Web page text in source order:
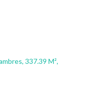
337.39 M²,